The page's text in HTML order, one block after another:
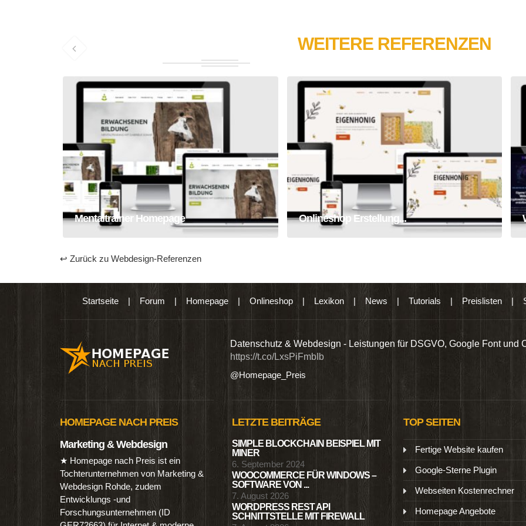
WEITERE REFERENZEN
Mentaltrainer Homepage
Homepage Webseite
Mentaltrainer Homepage
Onlineshop Erstellung Honig
Onlineshop Webseite
Onlineshop Erstellung...
↩ Zurück zu Webdesign-Referenzen
Startseite| Forum | Homepage| Onlineshop| Lexikon| News | Tutorials | Preislisten|
Produkten wie Ebooks & DVDs.…
Datenschutz & Webdesign - Leistungen für DSGVO, Google Font und
https://t.co/LxsPiFmbIb
@Homepage_Preis
HOMEPAGE NACH PREIS
Marketing & Webdesign
★ Homepage nach Preis ist ein
Tochterunternehmen von Marketing &
Webdesign Rohde, zudem
Entwicklungs -und
Forschungsunternehmen (ID
LETZTE BEITRÄGE
SIMPLE BLOCKCHAIN BEISPIEL MIT
MINER
6. September 2024
WOOCOMMERCE FÜR WINDOWS –
SOFTWARE VON ...
7. August 2026
WORDPRESS REST API
SCHNITTSTELLE MIT FIREWALL
TOP SEITEN
Fertige Website kaufen
Google-Sterne Plugin
Webseiten Kostenrechner
Homepage Angebote